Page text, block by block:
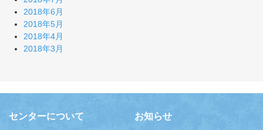
2018年6月
2018年5月
2018年4月
2018年3月
センターについて お知らせ